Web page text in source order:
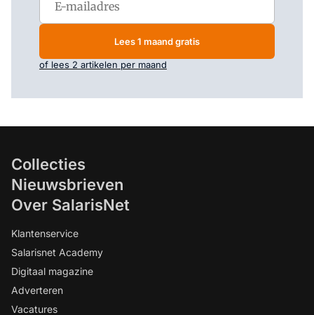
Lees 1 maand gratis
of lees 2 artikelen per maand
Collecties
Nieuwsbrieven
Over SalarisNet
Klantenservice
Salarisnet Academy
Digitaal magazine
Adverteren
Vacatures